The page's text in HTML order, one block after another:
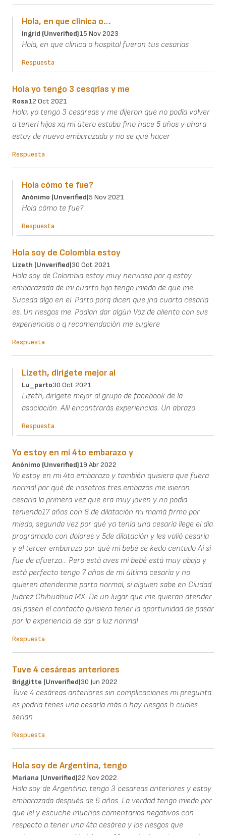
Hola, en que clinica o…
Ingrid (unverified)15 Nov 2023
Hola, en que clinica o hospital fueron tus cesarias
Respuesta
Hola yo tengo 3 cesqrias y me
Rosa12 Oct 2021
Hola, yo tengo 3 cesareas y me dijeron que no podía volver
a tenerl hijos xq mi útero estaba fino hace 5 años y ahora
estoy de nuevo embarazada y no se qué hacer
Respuesta
Hola cómo te fue?
Anónimo (unverified)5 Nov 2021
Hola cómo te fue?
Respuesta
Hola soy de Colombia estoy
Lizeth (unverified)30 Oct 2021
Hola soy de Colombia estoy muy nerviosa por q estoy
embarazada de mi cuarto hijo tengo miedo de que me.
Suceda algo en el. Parto porq dicen que jna cuarta cesaría
es. Un riesgos me. Podían dar algún Voz de aliento con sus
experiencias o q recomendación me sugiere
Respuesta
Lizeth, dirígete mejor al
Lu_parto30 Oct 2021
Lizeth, dirígete mejor al grupo de facebook de la
asociación. Allí encontrarás experiencias. Un abrazo
Respuesta
Yo estoy en mi 4to embarazo y
Anónimo (unverified)19 Abr 2022
Yo estoy en mi 4to embarazo y también quisiera que fuera
normal por qué de nosotros tres embazos me isieron
cesaría la primera vez que era muy joven y no podía
teniendo17 años con 8 de dilatación mi mamá firmo por
miedo, segunda vez por qué ya tenía una cesaría llege el día
programado con dolores y 5de dilatación y les valió cesaría
y el tercer embarazo por qué mi bebé se kedo centado Ai si
fue de afuerza... Pero está aves mi bebé está muy abajo y
está perfecto tengo 7 años de mi última cesaría y no
quieren atenderme parto normal, si alguien sabe en Ciudad
Juárez Chihuahua MX. De un lugar que me quieran atender
así pasen el contacto quisiera tener la oportunidad de pasar
por la experiencia de dar a luz normal
Respuesta
Tuve 4 cesáreas anteriores
Briggitte (unverified)30 Jun 2022
Tuve 4 cesáreas anteriores sin complicaciones mi pregunta
es podría tenes una cesaría más o hay riesgos h cuales
serian
Respuesta
Hola soy de Argentina, tengo
Mariana (unverified)22 Nov 2022
Hola soy de Argentina, tengo 3 cesareas anteriores y estoy
embarazada después de 6 años. La verdad tengo miedo por
que leí y escuche muchos comentarios negativos con
respecto a tener una 4ta cesárea y los riesgos que